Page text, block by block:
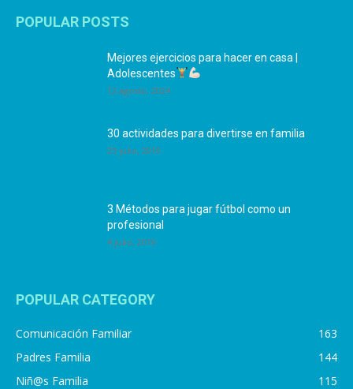
POPULAR POSTS
Mejores ejercicios para hacer en casa |
Adolescentes
12 agosto, 2024
30 actividades para divertirse en familia
25 julio, 2019
3 Métodos para jugar fútbol como un
profesional
4 julio, 2019
POPULAR CATEGORY
Comunicación Familiar
163
Padres Familia
144
Niñ@s Familia
115